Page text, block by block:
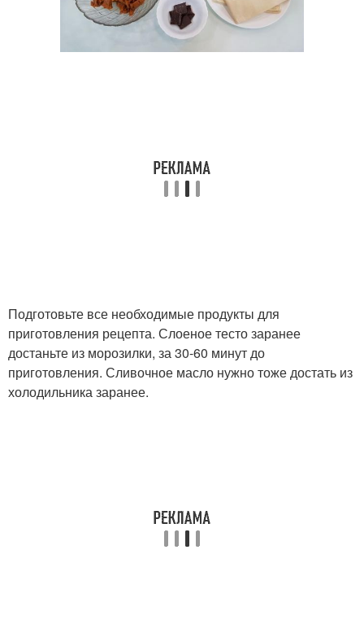
Вареный крем Белковый крем
Тест с заварным
кремом
Тесто для торта
Подготовьте все необходимые продукты для
приготовления рецепта. Слоеное тесто заранее
достаньте из морозилки, за 30-60 минут до
приготовления. Сливочное масло нужно тоже достать из
холодильника заранее.